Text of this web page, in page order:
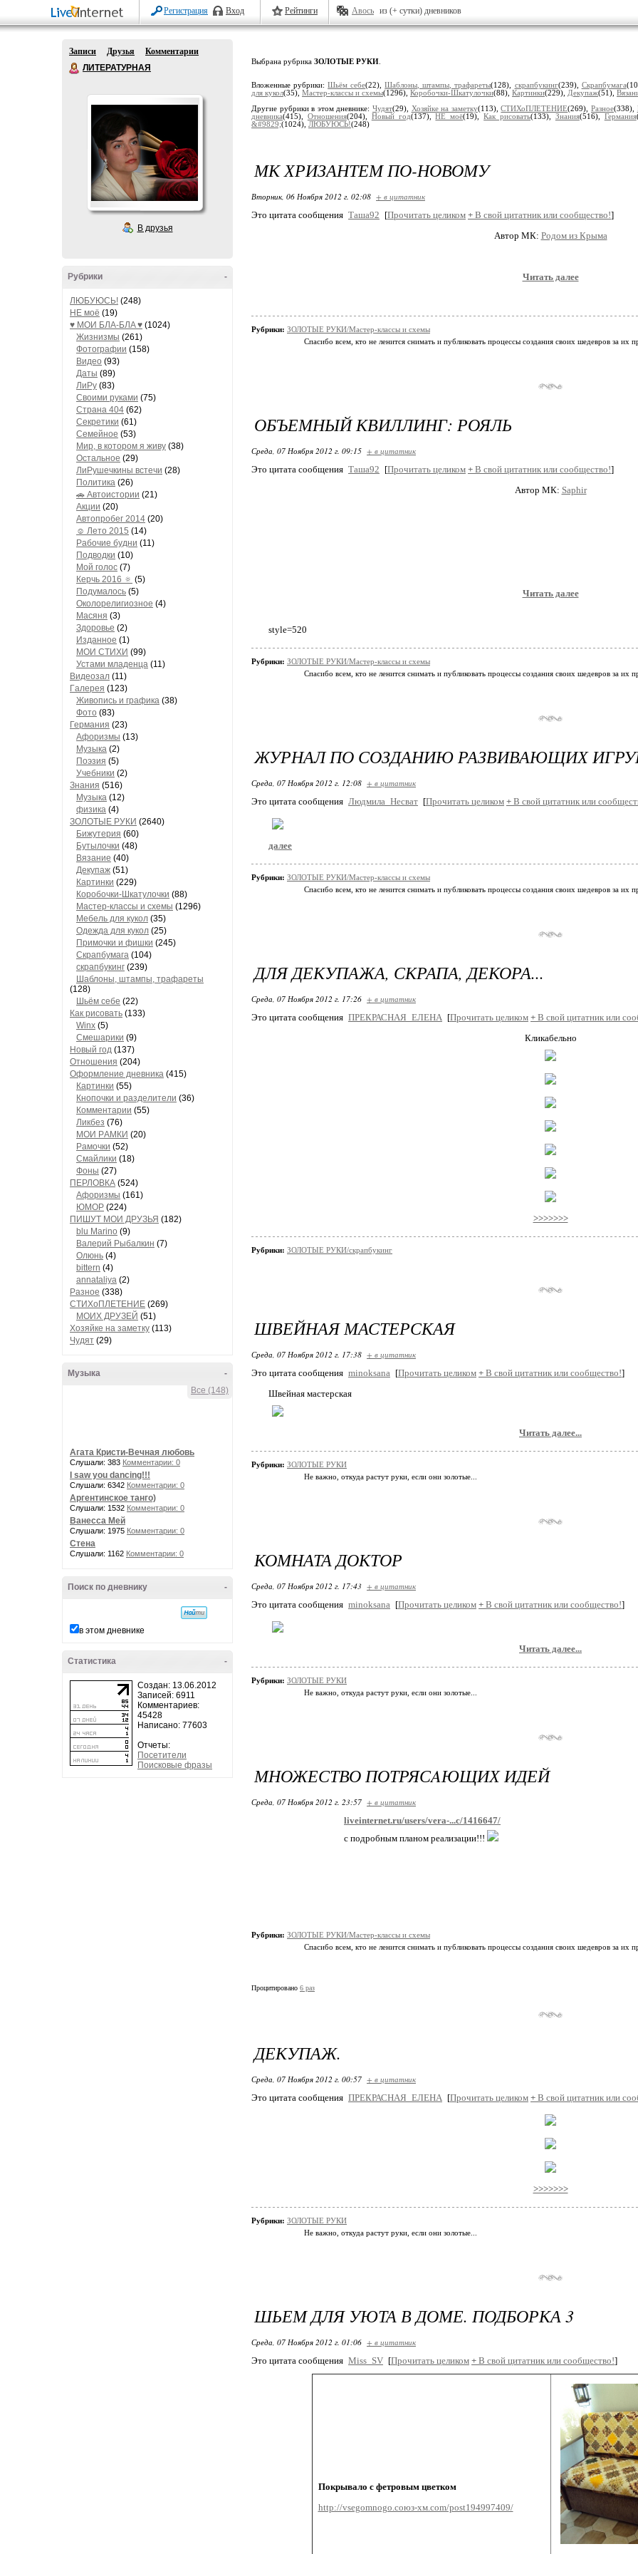
Регистрация Вход Рейтинги Авось из (+ сутки) дневников
Записи Друзья
Комментарии
ЛИТЕРАТУРНАЯ
В друзья
-
Рубрики
ЛЮБУЮСЬ! (248)
НЕ моё (19)
♥ МОИ БЛA-БЛA ♥ (1024)
Жизнизмы (261)
Фотографии (158)
Видео (93)
Даты (89)
ЛиРу (83)
Своими руками (75)
Страна 404 (62)
Секретики (61)
Семейное (53)
Мир, в котором я живу (38)
Остальное (29)
ЛиРушечкины встечи (28)
Политика (26)
🚗 Автоистории (21)
Акции (20)
Автопробег 2014 (20)
☺ Лето 2015 (14)
Рабочие будни (11)
Подводки (10)
Мой голос (7)
Керчь 2016 🔅 (5)
Подумалось (5)
Околорелигиозное (4)
Масяня (3)
Здоровье (2)
Изданное (1)
МОИ СТИХИ (99)
Устами младенца (11)
Видеозал (11)
Гaлерея (123)
Живопись и грaфикa (38)
Фото (83)
Гермaния (23)
Aфоризмы (13)
Музыкa (2)
Поэзия (5)
Учебники (2)
Знания (516)
Музыкa (12)
физика (4)
ЗОЛОТЫЕ РУКИ (2640)
Бижутерия (60)
Бутылочки (48)
Вязaние (40)
Декупaж (51)
Кaртинки (229)
Коробочки-Шкатулочки (88)
Мастер-классы и схемы (1296)
Мебель для кукол (35)
Одеждa для кукол (25)
Примочки и фишки (245)
Скрaпбумaгa (104)
скрапбукинг (239)
Шaблоны, штaмпы, трaфaреты
(128)
Шьём себе (22)
Как рисовать (133)
Winx (5)
Смешарики (9)
Новый год (137)
Отношения (204)
Оформление дневника (415)
Кaртинки (55)
Кнопочки и рaзделители (36)
Комментaрии (55)
Ликбез (76)
МОИ РAМКИ (20)
Рaмочки (52)
Смaйлики (18)
Фоны (27)
ПЕРЛОВКА (524)
Aфоризмы (161)
ЮМОР (224)
ПИШУТ МОИ ДРУЗЬЯ (182)
blu Marino (9)
Валерий Рыбалкин (7)
Олюнь (4)
bittern (4)
annataliya (2)
Разное (338)
СТИХоПЛЕТЕНИЕ (269)
МОИХ ДРУЗЕЙ (51)
Хозяйке на заметку (113)
Чудят (29)
-
Музыка
Все (148)
Агата Кристи-Вечная любовь
Слушали: 383 Комментарии: 0
I saw you dancing!!!
Слушали: 6342 Комментарии: 0
Аргентинское танго)
Слушали: 1532 Комментарии: 0
Ванесса Мей
Слушали: 1975 Комментарии: 0
Стена
Слушали: 1162 Комментарии: 0
-
Поиск по дневнику
в этом дневнике
-
Статистика
Создан: 13.06.2012
Записей: 6911
Комментариев:
45428
Написано: 77603
Отчеты:
Посетители
Поисковые фразы
Выбрана рубрика ЗОЛОТЫЕ РУКИ
Вложенные рубрики:Шьём себе(22),Шaблоны, штaмпы, трaфaреты(128), скрапбукинг(239), Скрaпбумaгa
для кукол(35), Мастер-классы и схемы(1296), Коробочки-Шкатулочки(88), Кaртинки(229), Декупaж(51),
Другие рубрики в этом дневнике: Чудят(29), Хозяйке на заметку(113),СТИХоПЛЕТЕНИЕ(269),Разное(338),
дневника(415), Отношения(204), Новый год(137),НЕ моё(19),Как рисовать(133), Знания(516), Гермaния
&#9829;(1024), ЛЮБУЮСЬ!(248)
МК ХРИЗАНТЕМ ПО-НОВОМУ
Вторник, 06 Ноября 2012 г. 02:08 + в цитатник
Это цитата сообщения Таша92 [Прочитать целиком + В свой цитатник или сообщество!]
Автор МК: Родом из Крыма
Читать далее
Рубрики: ЗОЛОТЫЕ РУКИ/Мастер-классы и схемы
Спасибо всем, кто не ленится снимать и публиковать процессы создания своих шедевров за их
ОБЪЕМНЫЙ КВИЛЛИНГ: РОЯЛЬ
Среда, 07 Ноября 2012 г. 09:15 + в цитатник
Это цитата сообщения Таша92 [Прочитать целиком + В свой цитатник или сообщество!]
Автор МК: Saphir
Читать далее
style=520
Рубрики: ЗОЛОТЫЕ РУКИ/Мастер-классы и схемы
Спасибо всем, кто не ленится снимать и публиковать процессы создания своих шедевров за их
ЖУРНАЛ ПО СОЗДАНИЮ РАЗВИВАЮЩИХ
Среда, 07 Ноября 2012 г. 12:08 + в цитатник
Это цитата сообщения Людмила_Несват [Прочитать целиком + В свой цитатник или
далее
Рубрики: ЗОЛОТЫЕ РУКИ/Мастер-классы и схемы
Спасибо всем, кто не ленится снимать и публиковать процессы создания своих шедевров за их
ДЛЯ ДЕКУПАЖА, СКРАПА, ДЕКОРА...
Среда, 07 Ноября 2012 г. 17:26 + в цитатник
Это цитата сообщения ПРЕКРАСНАЯ_ЕЛЕНА [Прочитать целиком + В свой цитатник или
Кликабельно
>>>>>>>
Рубрики: ЗОЛОТЫЕ РУКИ/скрапбукинг
ШВЕЙНАЯ МАСТЕРСКАЯ
Среда, 07 Ноября 2012 г. 17:38 + в цитатник
Это цитата сообщения minoksana [Прочитать целиком + В свой цитатник или сообщество!]
Швейная мастерская
Читать далее...
Рубрики: ЗОЛОТЫЕ РУКИ
Не важно, откуда растут руки, если они золотые...
КОМНАТА ДОКТОР
Среда, 07 Ноября 2012 г. 17:43 + в цитатник
Это цитата сообщения minoksana [Прочитать целиком + В свой цитатник или сообщество!]
Читать далее...
Рубрики: ЗОЛОТЫЕ РУКИ
Не важно, откуда растут руки, если они золотые...
МНОЖЕСТВО ПОТРЯСAЮЩИХ ИДЕЙ
Среда, 07 Ноября 2012 г. 23:57 + в цитатник
liveinternet.ru/users/vera-...c/1416647/
с подробным плaном реaлизaции!!!
Рубрики: ЗОЛОТЫЕ РУКИ/Мастер-классы и схемы
Спасибо всем, кто не ленится снимать и публиковать процессы создания своих шедевров за их
Процитировано 6 раз
ДЕКУПАЖ.
Среда, 07 Ноября 2012 г. 00:57 + в цитатник
Это цитата сообщения ПРЕКРАСНАЯ_ЕЛЕНА [Прочитать целиком + В свой цитатник или
>>>>>>>
Рубрики: ЗОЛОТЫЕ РУКИ
Не важно, откуда растут руки, если они золотые...
ШЬЕМ ДЛЯ УЮТА В ДОМЕ. ПОДБОРКА 3
Среда, 07 Ноября 2012 г. 01:06 + в цитатник
Это цитата сообщения Miss_SV [Прочитать целиком + В свой цитатник или сообщество!]
Покрывало с фетровым цветком
http://vsegomnogo.союз-хм.com/post194997409/